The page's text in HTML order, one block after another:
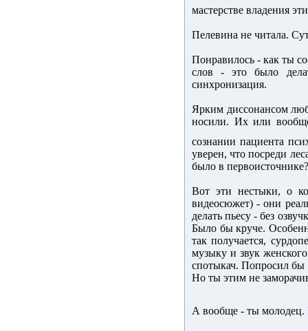
мастерстве владения
Пелевина не читала.
Понравилось - как ты
слов - это было
синхронизация.
Ярким диссонансом
носили. Их или
сознании пациента
уверен, что посреди
было в
Вот эти нестыки, о
видеосюжет) - они
делать пьесу - без
Было бы круче.
так получается,
музыку и звук
спотыкач. Попросил бы
Но ты этим не
А вообще - ты молодец.